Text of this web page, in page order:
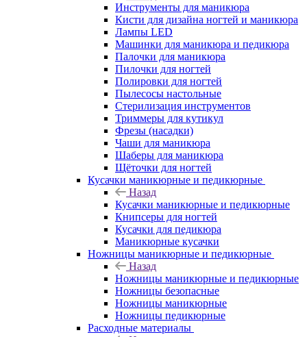
Инструменты для маникюра
Кисти для дизайна ногтей и маникюра
Лампы LED
Машинки для маникюра и педикюра
Палочки для маникюра
Пилочки для ногтей
Полировки для ногтей
Пылесосы настольные
Стерилизация инструментов
Триммеры для кутикул
Фрезы (насадки)
Чаши для маникюра
Шаберы для маникюра
Щёточки для ногтей
Кусачки маникюрные и педикюрные
Назад
Кусачки маникюрные и педикюрные
Книпсеры для ногтей
Кусачки для педикюра
Маникюрные кусачки
Ножницы маникюрные и педикюрные
Назад
Ножницы маникюрные и педикюрные
Ножницы безопасные
Ножницы маникюрные
Ножницы педикюрные
Расходные материалы